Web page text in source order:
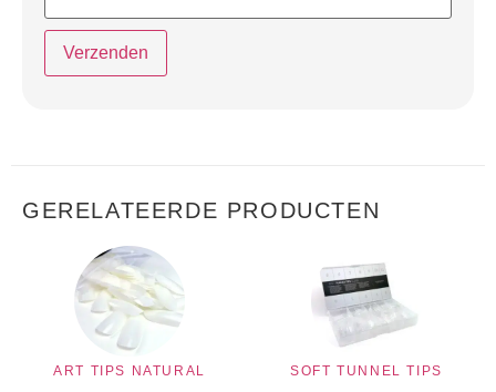
GERELATEERDE PRODUCTEN
ART TIPS NATURAL SOFT TUNNEL TIPS